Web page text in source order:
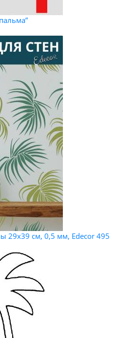
29x39 см, 0,5 мм, Edecor 495